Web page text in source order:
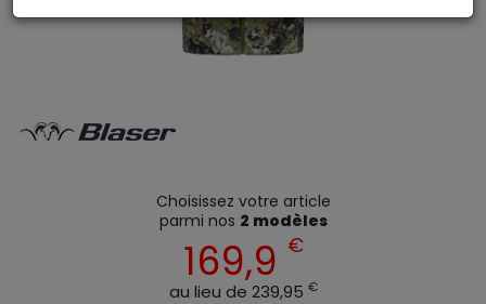
Choisissez votre article
parmi nos 2 modèles
169,9 €
au lieu de 239,95 €